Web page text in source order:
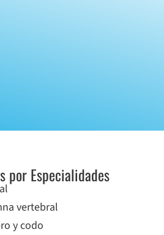
por Especialidades
vertebral
y codo